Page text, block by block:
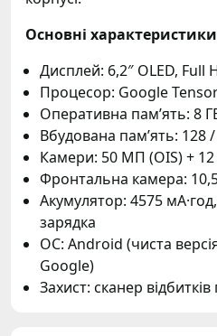
Основні
Дисплей: 6,2″ OLED, Full
Процесор: Google
Оперативна пам’ять: 8
Вбудована пам’ять: 128
Камери: 50 МП (OIS) +
Фронтальна камера:
Акумулятор: 4575
зарядка
ОС: Android (чиста
Google)
Захист: сканер